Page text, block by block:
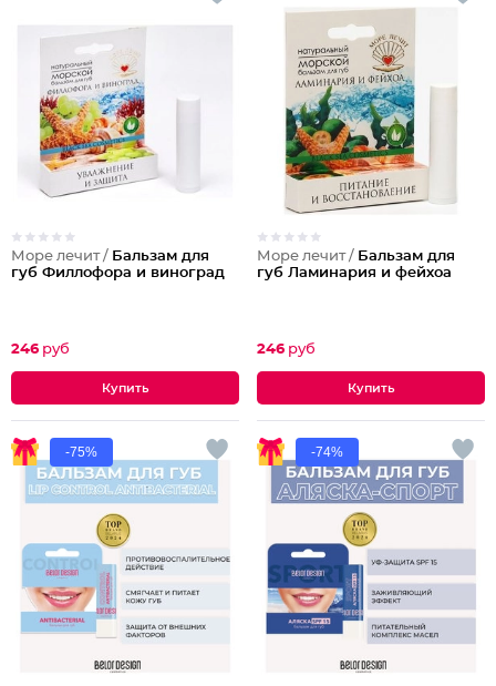
Море лечит / Бальзам для
губ Филлофора и виноград
246 руб
Море лечит / Бальзам для
губ Ламинария и фейхоа
246 руб
-75% -74%